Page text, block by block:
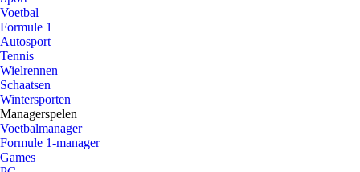
Voetbal
Formule 1
Autosport
Tennis
Wielrennen
Schaatsen
Wintersporten
Managerspelen
Voetbalmanager
Formule 1-manager
Games